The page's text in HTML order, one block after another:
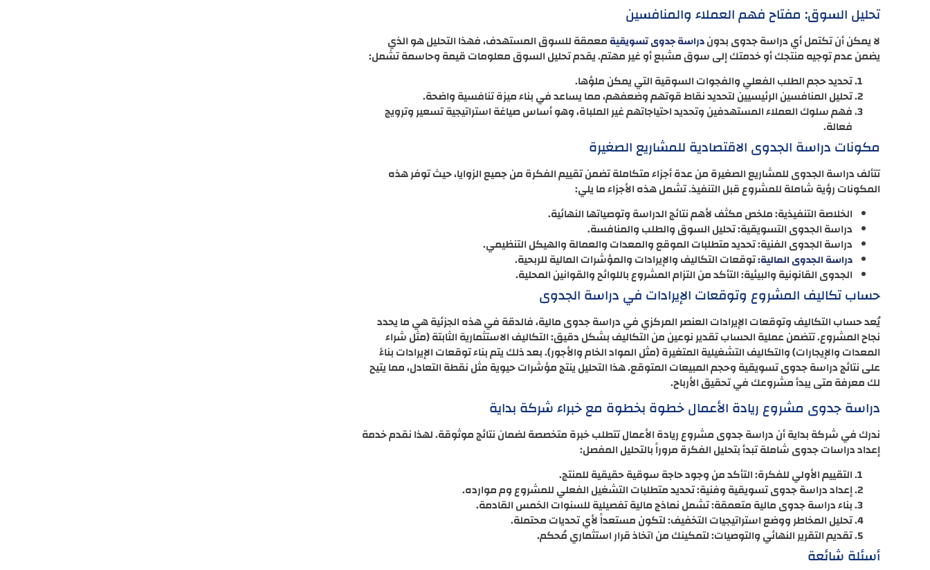
تحليل السوق: مفتاح فهم العملاء والمنافسين
لا يمكن أن تكتمل أي دراسة جدوى بدوندراسة جدوى تسويقيةمعمقة للسوق المستهدف، فهذا التحليل هو الذي
يضمن عدم توجيه منتجك أو خدمتك إلى سوق مشبع أو غير مهتم. يقدم تحليل السوق معلومات قيمة وحاسمة تشمل:
تحديد حجم الطلب الفعلي والفجوات السوقية التي يمكن ملؤها.
تحليل المنافسين الرئيسيين لتحديد نقاط قوتهم وضعفهم، مما يساعد في بناء ميزة تنافسية واضحة.
فهم سلوك العملاء المستهدفين وتحديد احتياجاتهم غير الملباة، وهو أساس صياغة استراتيجية تسعير وترويج
فعالة.
مكونات دراسة الجدوى الاقتصادية للمشاريع الصغيرة
تتألف دراسة الجدوى للمشاريع الصغيرة من عدة أجزاء متكاملة تضمن تقييم الفكرة من جميع الزوايا، حيث توفر هذه
المكونات رؤية شاملة للمشروع قبل التنفيذ. تشمل هذه الأجزاء ما يلي:
الخلاصة التنفيذية: ملخص مكثف لأهم نتائج الدراسة وتوصياتها النهائية.
دراسة الجدوى التسويقية: تحليل السوق والطلب والمنافسة.
دراسة الجدوى الفنية: تحديد متطلبات الموقع والمعدات والعمالة والهيكل التنظيمي.
دراسة الجدوى المالية:توقعات التكاليف والإيرادات والمؤشرات المالية للربحية.
الجدوى القانونية والبيئية: التأكد من التزام المشروع باللوائح والقوانين المحلية.
حساب تكاليف المشروع وتوقعات الإيرادات في دراسة الجدوى
يُعد حساب التكاليف وتوقعات الإيرادات العنصر المركزي في دراسة جدوى مالية، فالدقة في هذه الجزئية هي ما يحدد
نجاح المشروع. تتضمن عملية الحساب تقدير نوعين من التكاليف بشكل دقيق: التكاليف الاستثمارية الثابتة (مثل شراء
المعدات والإيجارات) والتكاليف التشغيلية المتغيرة (مثل المواد الخام والأجور). بعد ذلك يتم بناء توقعات الإيرادات بناءً
على نتائج دراسة جدوى تسويقية وحجم المبيعات المتوقع. هذا التحليل ينتج مؤشرات حيوية مثل نقطة التعادل، مما يتيح
لك معرفة متى يبدأ مشروعك في تحقيق الأرباح.
دراسة جدوى مشروع ريادة الأعمال خطوة بخطوة مع خبراء شركة بداية
ندرك في شركة بداية أن دراسة جدوى مشروع ريادة الأعمال تتطلب خبرة متخصصة لضمان نتائج موثوقة. لهذا نقدم خدمة
إعداد دراسات جدوى شاملة تبدأ بتحليل الفكرة مروراً بالتحليل المفصل:
التقييم الأولي للفكرة: التأكد من وجود حاجة سوقية حقيقية للمنتج.
إعداد دراسة جدوى تسويقية وفنية: تحديد متطلبات التشغيل الفعلي للمشروع وم موارده.
بناء دراسة جدوى مالية متعمقة: تشمل نماذج مالية تفصيلية للسنوات الخمس القادمة.
تحليل المخاطر ووضع استراتيجيات التخفيف: لتكون مستعداً لأي تحديات محتملة.
تقديم التقرير النهائي والتوصيات: لتمكينك من اتخاذ قرار استثماري مُحكم.
أسئلة شائعة